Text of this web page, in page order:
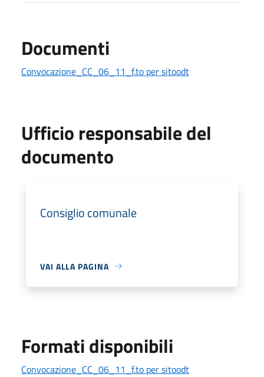
Documenti
Convocazione_CC_06_11_f.to per sitoodt
Ufficio responsabile del
documento
Consiglio comunale
VAI ALLA PAGINA
Formati disponibili
Convocazione_CC_06_11_f.to per sitoodt